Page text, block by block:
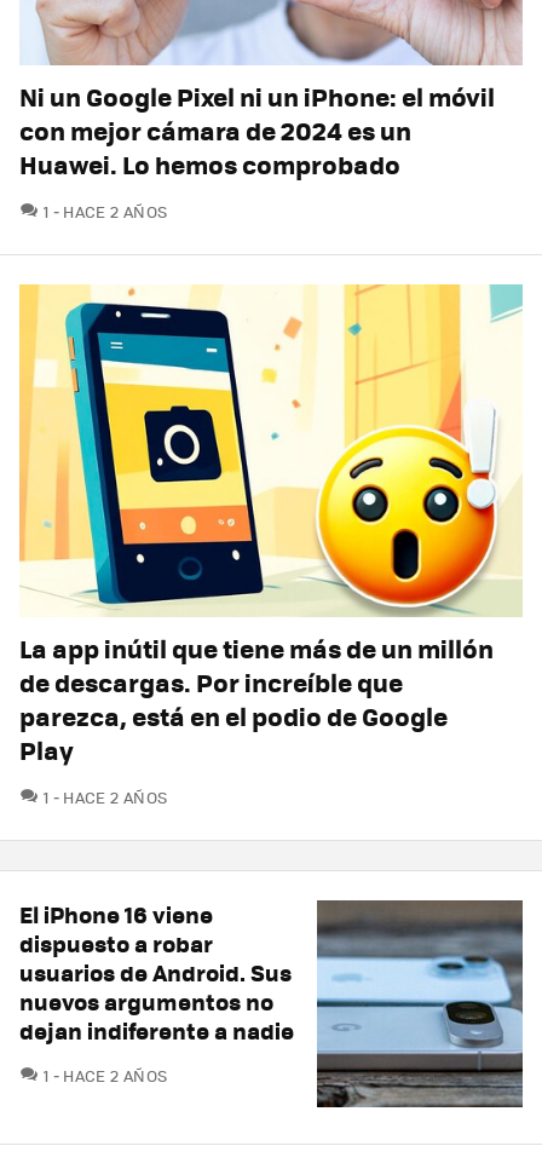
Ni un Google Pixel ni un iPhone: el móvil
con mejor cámara de 2024 es un
Huawei. Lo hemos comprobado
1 COMENTARIOS
HACE 2 AÑOS
La app inútil que tiene más de un millón
de descargas. Por increíble que
parezca, está en el podio de Google
Play
1 COMENTARIOS
HACE 2 AÑOS
El iPhone 16 viene
dispuesto a robar
usuarios de Android. Sus
nuevos argumentos no
dejan indiferente a nadie
1 COMENTARIOS
HACE 2 AÑOS